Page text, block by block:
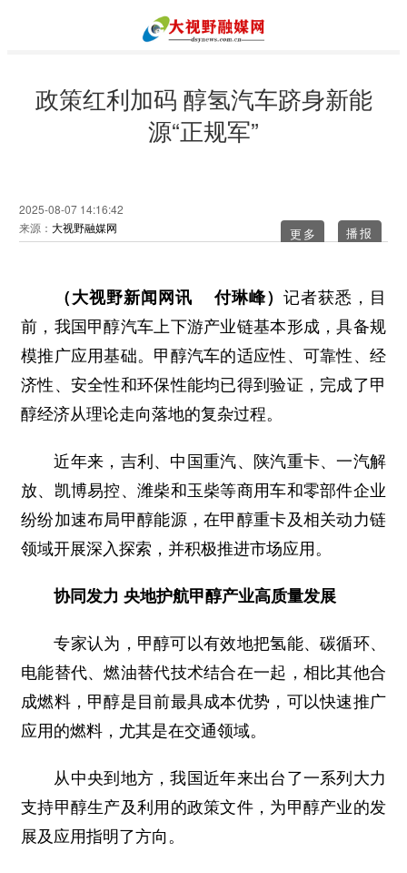
政策红利加码 醇氢汽车跻身新能
源“正规军”
2025-08-07 14:16:42
来源： 大视野融媒网 更多
（大视野新闻网讯 付琳峰） 记者获悉，目
前，我国甲醇汽车上下游产业链基本形成，具备规
模推广应用基础。甲醇汽车的适应性、可靠性、经
济性、安全性和环保性能均已得到验证，完成了甲
醇经济从理论走向落地的复杂过程。
近年来，吉利、中国重汽、陕汽重卡、一汽解
放、凯博易控、潍柴和玉柴等商用车和零部件企业
纷纷加速布局甲醇能源，在甲醇重卡及相关动力链
领域开展深入探索，并积极推进市场应用。
协同发力 央地护航甲醇产业高质量发展
专家认为，甲醇可以有效地把氢能、碳循环、
电能替代、燃油替代技术结合在一起，相比其他合
成燃料，甲醇是目前最具成本优势，可以快速推广
应用的燃料，尤其是在交通领域。
从中央到地方，我国近年来出台了一系列大力
支持甲醇生产及利用的政策文件，为甲醇产业的发
展及应用指明了方向。